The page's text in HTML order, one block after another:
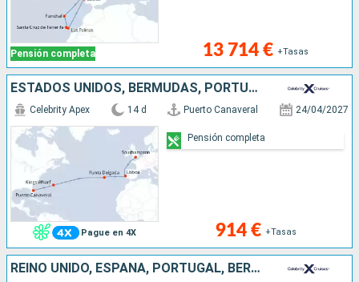
Pensión completa 13 714 € +Tasas
ESTADOS UNIDOS, BERMUDAS, PORTUGAL, REINO UNIDO
Pague en 4X
Celebrity Apex 14 d Puerto Canaveral 24/04/2027
914 € +Tasas
Pensión completa
REINO UNIDO, ESPAÑA, PORTUGAL, BERMUDAS, ESTADOS UNIDOS